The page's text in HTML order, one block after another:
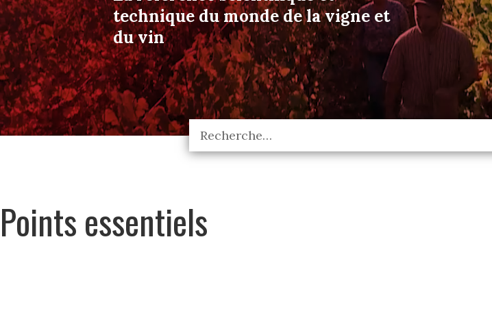
technique du monde de la vigne et
du vin
Points essentiels